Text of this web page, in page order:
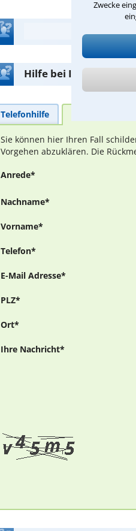
Zwecke
Hilfe bei Ihrer
Telefonhilfe
Sie können hier Ihren Fall
Vorgehen abzuklären. Die
Anrede*
Nachname*
Vorname*
Telefon*
E-Mail Adresse*
PLZ*
Ort*
Ihre Nachricht*